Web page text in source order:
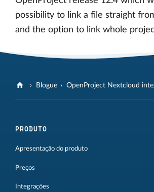
possibility to link a file straight
and the option to link whole
Blogue OpenProject Nextcloud
PRODUTO
Apresentação do produto
Preços
Integrações